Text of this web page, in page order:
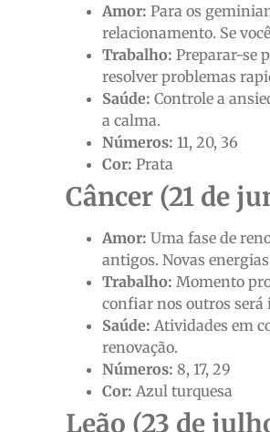
Amor: Para os
relacionamento. Se
Trabalho: Preparar-se
resolver problemas
Saúde: Controle a
a calma.
Números: 11, 20, 36
Cor: Prata
Câncer (21 de
Amor: Uma fase de
antigos. Novas
Trabalho: Momento
confiar nos outros será
Saúde: Atividades em
renovação.
Números: 8, 17, 29
Cor: Azul turquesa
Leão (23 de